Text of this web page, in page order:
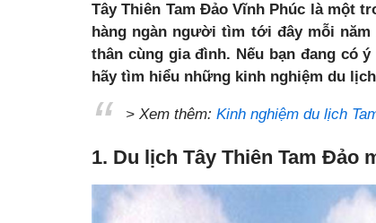
Tây Thiên Tam Đảo Vĩnh Phúc là một
hàng ngàn người tìm tới đây mỗi
thân cùng gia đình. Nếu bạn đang có
hãy tìm hiểu những kinh nghiệm du
> Xem thêm:Kinh nghiệm du lịch
1. Du lịch Tây Thiên Tam Đảo